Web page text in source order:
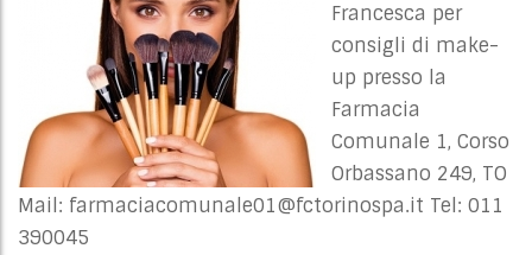
Francesca per
consigli di make-
up presso la
Farmacia
Comunale 1, Corso
Orbassano 249, TO
Mail: farmaciacomunale01@fctorinospa.it Tel: 011
390045